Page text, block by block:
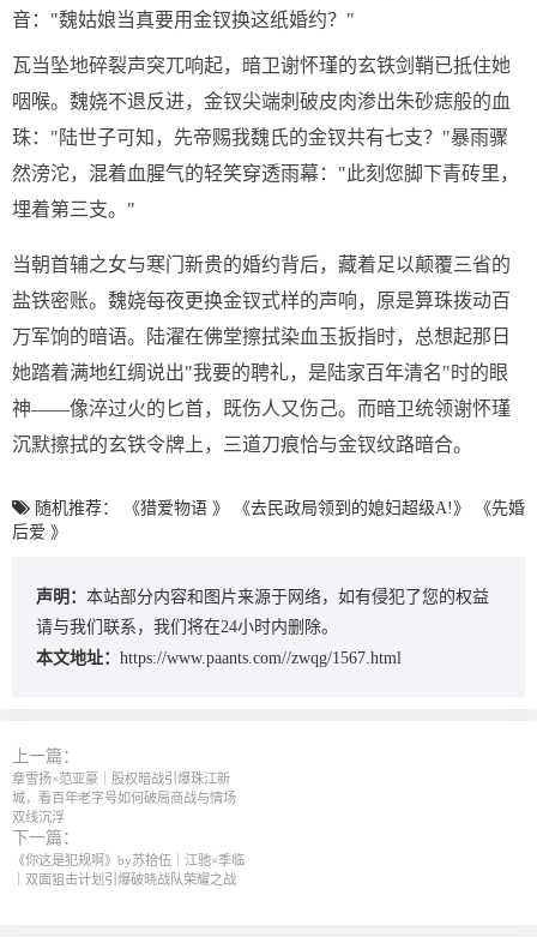
音："魏姑娘当真要用金钗换这纸婚约？"
瓦当坠地碎裂声突兀响起，暗卫谢怀瑾的玄铁剑鞘已抵住她
咽喉。魏娆不退反进，金钗尖端刺破皮肉渗出朱砂痣般的血
珠："陆世子可知，先帝赐我魏氏的金钗共有七支？"暴雨骤
然滂沱，混着血腥气的轻笑穿透雨幕："此刻您脚下青砖里，
埋着第三支。"
当朝首辅之女与寒门新贵的婚约背后，藏着足以颠覆三省的
盐铁密账。魏娆每夜更换金钗式样的声响，原是算珠拨动百
万军饷的暗语。陆濯在佛堂擦拭染血玉扳指时，总想起那日
她踏着满地红绸说出"我要的聘礼，是陆家百年清名"时的眼
神——像淬过火的匕首，既伤人又伤己。而暗卫统领谢怀瑾
沉默擦拭的玄铁令牌上，三道刀痕恰与金钗纹路暗合。
随机推荐： 《猎爱物语 》 《去民政局领到的媳妇超级A!》
《先婚
后爱 》
声明： 本站部分内容和图片来源于网络，如有侵犯了您的权益
请与我们联系，我们将在24小时内删除。
本文地址： https://www.paants.com//zwqg/1567.html
上一篇：
章雪扬×范亚豪｜股权暗战引爆珠江新
城，看百年老字号如何破局商战与情场
双线沉浮
下一篇：
《你这是犯规啊》by苏拾伍｜江驰×季临
｜双面狙击计划引爆破晓战队荣耀之战